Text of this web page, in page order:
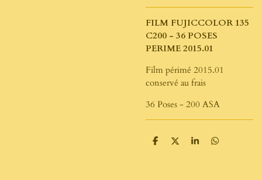
FILM FUJICCOLOR 135
C200 - 36 POSES
PERIME 2015.01
Film périmé 2015.01
conservé au frais
36 Poses - 200 ASA
P
P
P
P